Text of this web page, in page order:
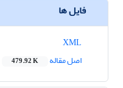
فایل ها
اصل مقاله
479.92 K